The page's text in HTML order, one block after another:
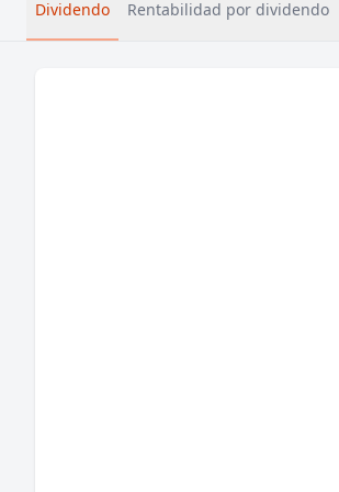
Dividendo Rentabilidad por dividendo